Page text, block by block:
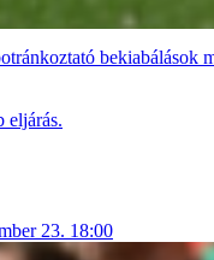
bekiabálások
eljárás.
23. 18:00